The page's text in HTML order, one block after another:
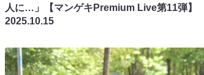
人に…」【マンゲキPremium Live第11弾】
2025.10.15